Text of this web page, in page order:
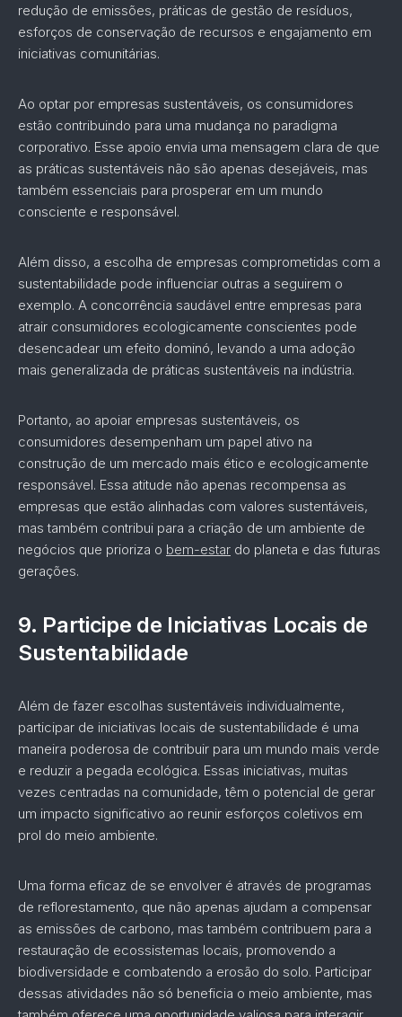
redução de emissões, práticas de gestão de resíduos,
esforços de conservação de recursos e engajamento em
iniciativas comunitárias.
Ao optar por empresas sustentáveis, os consumidores
estão contribuindo para uma mudança no paradigma
corporativo. Esse apoio envia uma mensagem clara de que
as práticas sustentáveis não são apenas desejáveis, mas
também essenciais para prosperar em um mundo
consciente e responsável.
Além disso, a escolha de empresas comprometidas com a
sustentabilidade pode influenciar outras a seguirem o
exemplo. A concorrência saudável entre empresas para
atrair consumidores ecologicamente conscientes pode
desencadear um efeito dominó, levando a uma adoção
mais generalizada de práticas sustentáveis na indústria.
Portanto, ao apoiar empresas sustentáveis, os
consumidores desempenham um papel ativo na
construção de um mercado mais ético e ecologicamente
responsável. Essa atitude não apenas recompensa as
empresas que estão alinhadas com valores sustentáveis,
mas também contribui para a criação de um ambiente de
negócios que prioriza o bem-estar do planeta e das futuras
gerações.
9. Participe de Iniciativas Locais de
Sustentabilidade
Além de fazer escolhas sustentáveis individualmente,
participar de iniciativas locais de sustentabilidade é uma
maneira poderosa de contribuir para um mundo mais verde
e reduzir a pegada ecológica. Essas iniciativas, muitas
vezes centradas na comunidade, têm o potencial de gerar
um impacto significativo ao reunir esforços coletivos em
prol do meio ambiente.
Uma forma eficaz de se envolver é através de programas
de reflorestamento, que não apenas ajudam a compensar
as emissões de carbono, mas também contribuem para a
restauração de ecossistemas locais, promovendo a
biodiversidade e combatendo a erosão do solo. Participar
dessas atividades não só beneficia o meio ambiente, mas